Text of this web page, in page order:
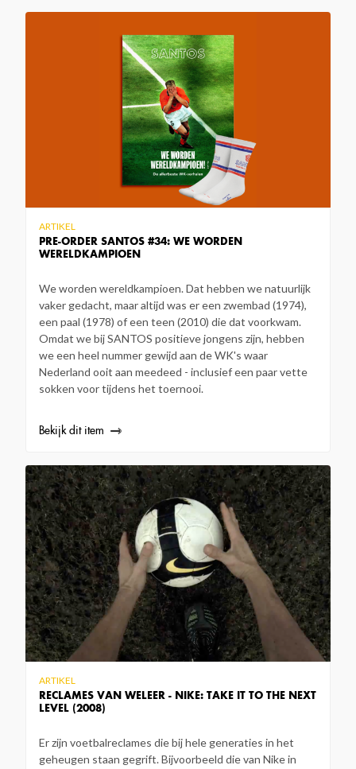
PRE-ORDER SANTOS #34: WE WORDEN
WERELDKAMPIOEN
ARTIKEL
We worden wereldkampioen. Dat hebben we natuurlijk
vaker gedacht, maar altijd was er een zwembad (1974),
een paal (1978) of een teen (2010) die dat voorkwam.
Omdat we bij SANTOS positieve jongens zijn, hebben
we een heel nummer gewijd aan de WK's waar
Nederland ooit aan meedeed - inclusief een paar vette
sokken voor tijdens het toernooi.
Bekijk dit item
RECLAMES VAN WELEER - NIKE: TAKE IT TO THE NEXT
LEVEL (2008)
ARTIKEL
Er zijn voetbalreclames die bij hele generaties in het
geheugen staan gegrift. Bijvoorbeeld die van Nike in